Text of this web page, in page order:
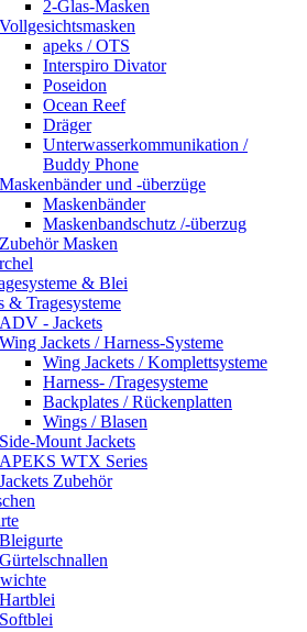
2-Glas-Masken
Vollgesichtsmasken
apeks / OTS
Interspiro Divator
Poseidon
Ocean Reef
Dräger
Unterwasserkommunikation /
Buddy Phone
Maskenbänder und -überzüge
Maskenbänder
Maskenbandschutz /-überzug
Zubehör Masken
& Blei
& Tragesysteme
ADV - Jackets
Wing Jackets / Harness-Systeme
Wing Jackets / Komplettsysteme
Harness- /Tragesysteme
Backplates / Rückenplatten
Wings / Blasen
Side-Mount Jackets
APEKS WTX Series
Jackets Zubehör
Bleigurte
Gürtelschnallen
Hartblei
Softblei